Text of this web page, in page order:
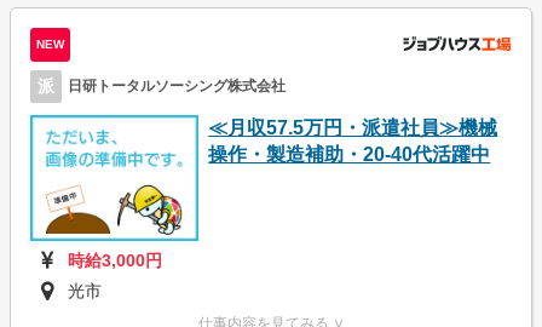
NEW
派 日研トータルソーシング株式会社
≪月収57.5万円・派遣社員≫機械
操作・製造補助・20-40代活躍中
時給3,000円
光市